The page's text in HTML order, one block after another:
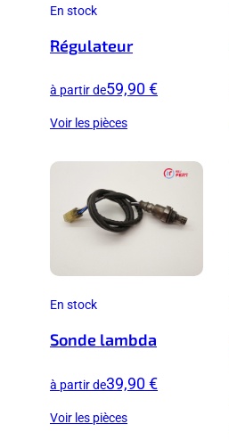
En stock
Régulateur
à partir de59,90 €
Voir les pièces
En stock
Sonde lambda
à partir de39,90 €
Voir les pièces